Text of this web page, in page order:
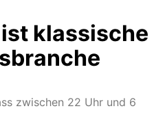
klassische
zwischen 22 Uhr und 6